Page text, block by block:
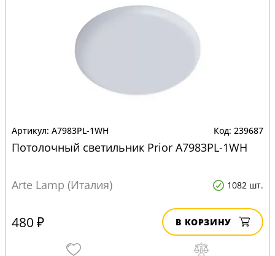
A7983PL-1WH 239687
Потолочный светильник Prior A7983PL-1WH
Arte Lamp (Италия) 1082 шт.
480 ₽ В КОРЗИНУ